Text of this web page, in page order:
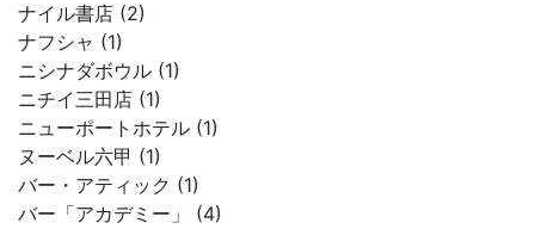
ナイル書店 (2)
ナフシャ (1)
ニシナダボウル (1)
ニチイ三田店 (1)
ニューポートホテル (1)
ヌーベル六甲 (1)
バー・アティック (1)
バー「アカデミー」 (4)